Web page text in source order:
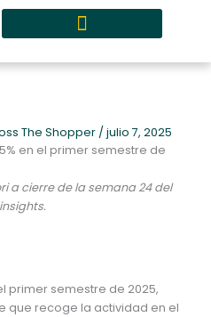
The Shopper / julio 7, 2025
en el primer semestre de
a cierre de la semana 24 del
primer semestre de 2025,
que recoge la actividad en el